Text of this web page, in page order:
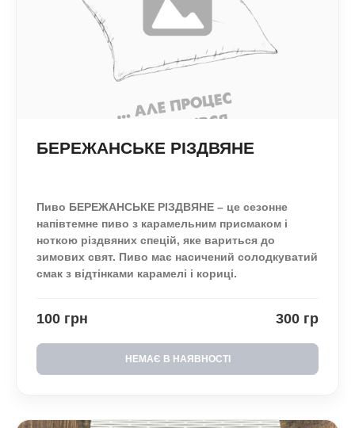
БЕРЕЖАНСЬКЕ РІЗДВЯНЕ
Пиво БЕРЕЖАНСЬКЕ РІЗДВЯНЕ – це сезонне
напівтемне пиво з карамельним присмаком і
ноткою різдвяних спецій, яке вариться до
зимових свят. Пиво має насичений солодкуватий
смак з відтінками карамелі і кориці.
100 грн 300 гр
НЕМАЄ В НАЯВНОСТІ